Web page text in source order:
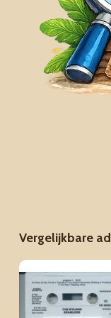
Vergelijkbare